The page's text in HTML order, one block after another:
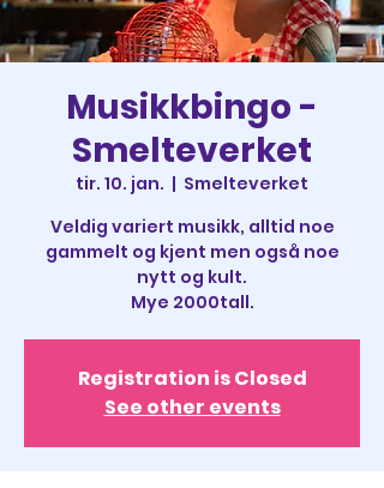
Musikkbingo -
Smelteverket
tir. 10. jan.
  |
Smelteverket
Veldig variert musikk, alltid noe
gammelt og kjent men også noe
nytt og kult.
Mye 2000tall.
Registration is Closed
See other events